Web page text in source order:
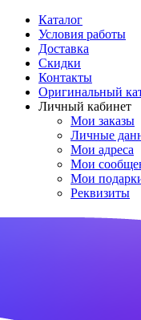
Каталог
Условия работы
Доставка
Скидки
Контакты
Оригинальный
Личный кабинет
Мои заказы
Личные
Мои адреса
Мои
Мои
Реквизиты